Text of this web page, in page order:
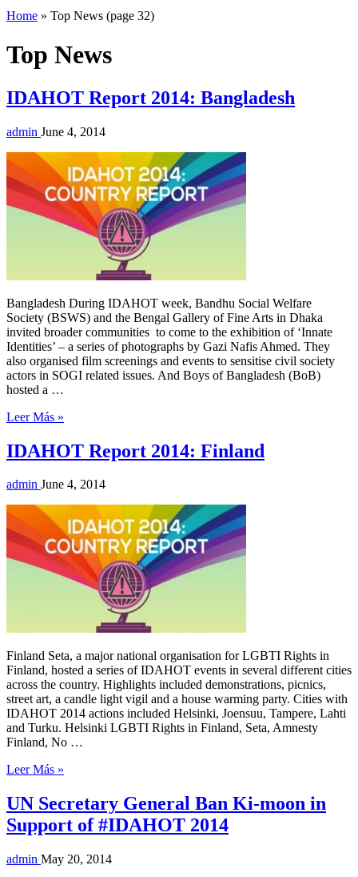
Home » Top News (page 32)
Top News
IDAHOT Report 2014: Bangladesh
admin June 4, 2014
Bangladesh During IDAHOT week, Bandhu Social Welfare
Society (BSWS) and the Bengal Gallery of Fine Arts in Dhaka
invited broader communities to come to the exhibition of ‘Innate
Identities’ – a series of photographs by Gazi Nafis Ahmed. They
also organised film screenings and events to sensitise civil society
actors in SOGI related issues. And Boys of Bangladesh (BoB)
hosted a …
Leer Más »
IDAHOT Report 2014: Finland
admin June 4, 2014
Finland Seta, a major national organisation for LGBTI Rights in
Finland, hosted a series of IDAHOT events in several different cities
across the country. Highlights included demonstrations, picnics,
street art, a candle light vigil and a house warming party. Cities with
IDAHOT 2014 actions included Helsinki, Joensuu, Tampere, Lahti
and Turku. Helsinki LGBTI Rights in Finland, Seta, Amnesty
Finland, No …
Leer Más »
UN Secretary General Ban Ki-moon in
Support of #IDAHOT 2014
admin May 20, 2014